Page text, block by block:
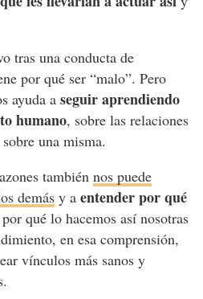
tras una conducta de
por qué ser “malo”. Pero
ayuda a seguir aprendiendo
humano, sobre las relaciones
una misma.
también nos puede
demásy a entender por qué
qué lo hacemos así nosotras
en esa comprensión,
vínculos más sanos y